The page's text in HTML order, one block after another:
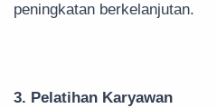
peningkatan berkelanjutan.
3. Pelatihan Karyawan